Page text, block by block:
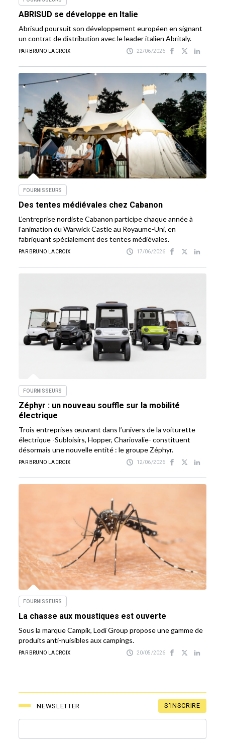
ABRISUD se développe en Italie
Abrisud poursuit son développement européen en signant
un contrat de distribution avec le leader italien Abritaly.
PAR BRUNO LACROIX 22/06/2026
FOURNISSEURS
Des tentes médiévales chez Cabanon
L’entreprise nordiste Cabanon participe chaque année à
l’animation du Warwick Castle au Royaume-Uni, en
fabriquant spécialement des tentes médiévales.
PAR BRUNO LACROIX 17/06/2026
FOURNISSEURS
Zéphyr : un nouveau souffle sur la mobilité
électrique
Trois entreprises œuvrant dans l’univers de la voiturette
électrique -Subloisirs, Hopper, Chariovalie- constituent
désormais une nouvelle entité : le groupe Zéphyr.
PAR BRUNO LACROIX 12/06/2026
FOURNISSEURS
La chasse aux moustiques est ouverte
Sous la marque Campik, Lodi Group propose une gamme de
produits anti-nuisibles aux campings.
PAR BRUNO LACROIX 20/05/2026
NEWSLETTER S'INSCRIRE